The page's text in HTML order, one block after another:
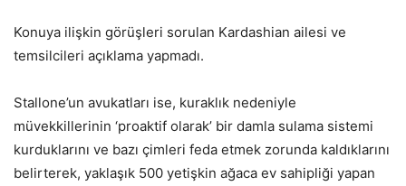
Konuya ilişkin görüşleri sorulan Kardashian ailesi ve
temsilcileri açıklama yapmadı.
Stallone’un avukatları ise, kuraklık nedeniyle
müvekkillerinin ‘proaktif olarak’ bir damla sulama sistemi
kurduklarını ve bazı çimleri feda etmek zorunda kaldıklarını
belirterek, yaklaşık 500 yetişkin ağaca ev sahipliği yapan